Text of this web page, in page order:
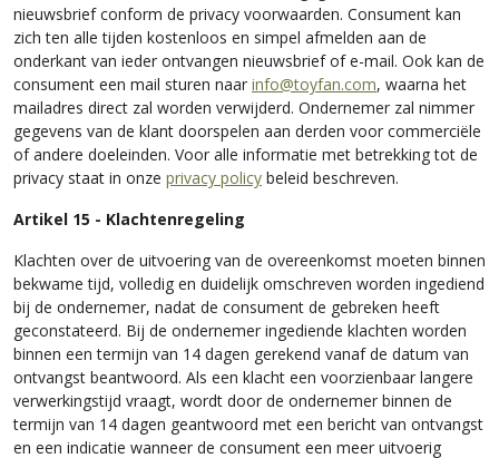
nieuwsbrief conform de privacy voorwaarden. Consument kan
zich ten alle tijden kostenloos en simpel afmelden aan de
onderkant van ieder ontvangen nieuwsbrief of e-mail. Ook kan de
consument een mail sturen naar info@toyfan.com, waarna het
mailadres direct zal worden verwijderd. Ondernemer zal nimmer
gegevens van de klant doorspelen aan derden voor commerciële
of andere doeleinden. Voor alle informatie met betrekking tot de
privacy staat in onze privacy policy beleid beschreven.
Artikel 15 - Klachtenregeling
Klachten over de uitvoering van de overeenkomst moeten binnen
bekwame tijd, volledig en duidelijk omschreven worden ingediend
bij de ondernemer, nadat de consument de gebreken heeft
geconstateerd. Bij de ondernemer ingediende klachten worden
binnen een termijn van 14 dagen gerekend vanaf de datum van
ontvangst beantwoord. Als een klacht een voorzienbaar langere
verwerkingstijd vraagt, wordt door de ondernemer binnen de
termijn van 14 dagen geantwoord met een bericht van ontvangst
en een indicatie wanneer de consument een meer uitvoerig